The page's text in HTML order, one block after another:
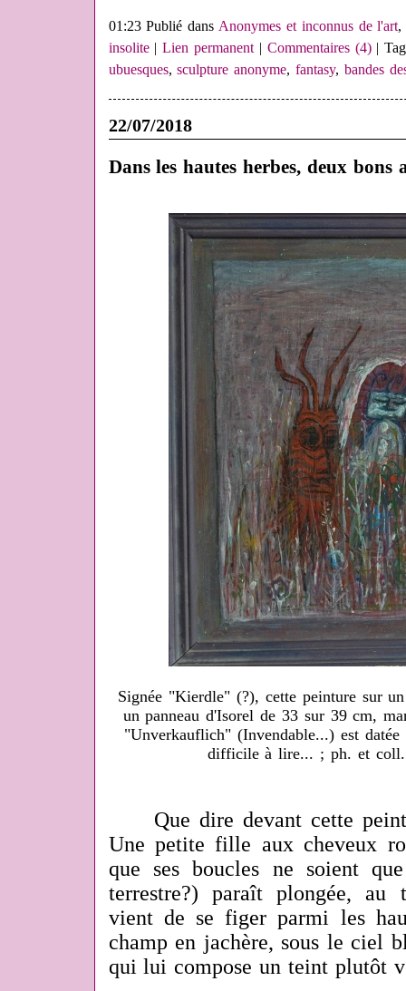
01:23 Publié dansAnonymes et inconnus de l'art,
insolite|Lien permanent| Commentaires (4)|
ubuesques,sculpture anonyme,fantasy, bandes
22/07/2018
Dans les hautes herbes, deux bons
Signée "Kierdle" (?), cette peinture sur
un panneau d'Isorel de 33 sur 39 cm,
"Unverkauflich" (Invendable...) est
difficile à lire... ; ph. et
Que dire devant cette
Une petite fille aux cheveux
que ses boucles ne soient
terrestre?) paraît plongée, au
vient de se figer parmi les
champ en jachère, sous le ciel
qui lui compose un teint plutôt